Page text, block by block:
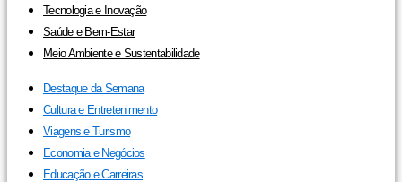
Tecnologia e Inovação
Saúde e Bem-Estar
Meio Ambiente e Sustentabilidade
Destaque da Semana
Cultura e Entretenimento
Viagens e Turismo
Economia e Negócios
Educação e Carreiras